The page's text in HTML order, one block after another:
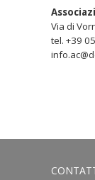
Via di
tel. +39